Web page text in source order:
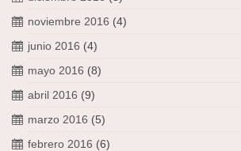
noviembre 2016 (4)
junio 2016 (4)
mayo 2016 (8)
abril 2016 (9)
marzo 2016 (5)
febrero 2016 (6)